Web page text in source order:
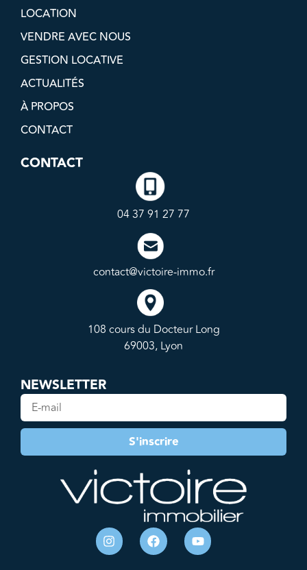
LOCATION
VENDRE AVEC NOUS
GESTION LOCATIVE
ACTUALITÉS
À PROPOS
CONTACT
CONTACT
04 37 91 27 77
contact@victoire-immo.fr
108 cours du Docteur Long
69003, Lyon
NEWSLETTER
S'inscrire